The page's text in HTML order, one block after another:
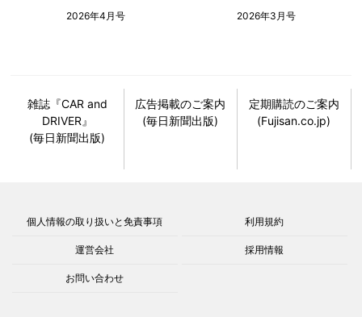
2026年4月号 2026年3月号
雑誌『CAR and
DRIVER』
(毎日新聞出版)
広告掲載のご案内
(毎日新聞出版)
定期購読のご案内
(Fujisan.co.jp)
個人情報の取り扱いと免責事項 利用規約
運営会社 採用情報
お問い合わせ